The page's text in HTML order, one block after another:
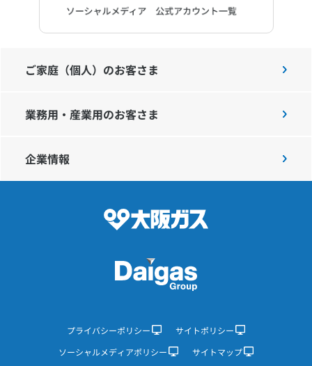
ご家庭（個人）のお客さま
業務用・産業用のお客さま
企業情報
プライバシーポリシー
サイトポリシー
ソーシャルメディアポリシー
サイトマップ